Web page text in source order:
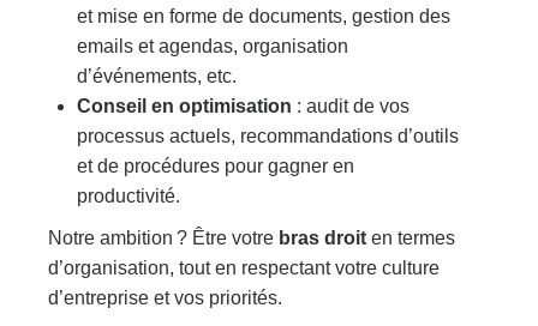
et mise en forme de documents, gestion des
emails et agendas, organisation
d’événements, etc.
Conseil en optimisation : audit de vos
processus actuels, recommandations d’outils
et de procédures pour gagner en
productivité.
Notre ambition ? Être votre bras droit en termes
d’organisation, tout en respectant votre culture
d’entreprise et vos priorités.